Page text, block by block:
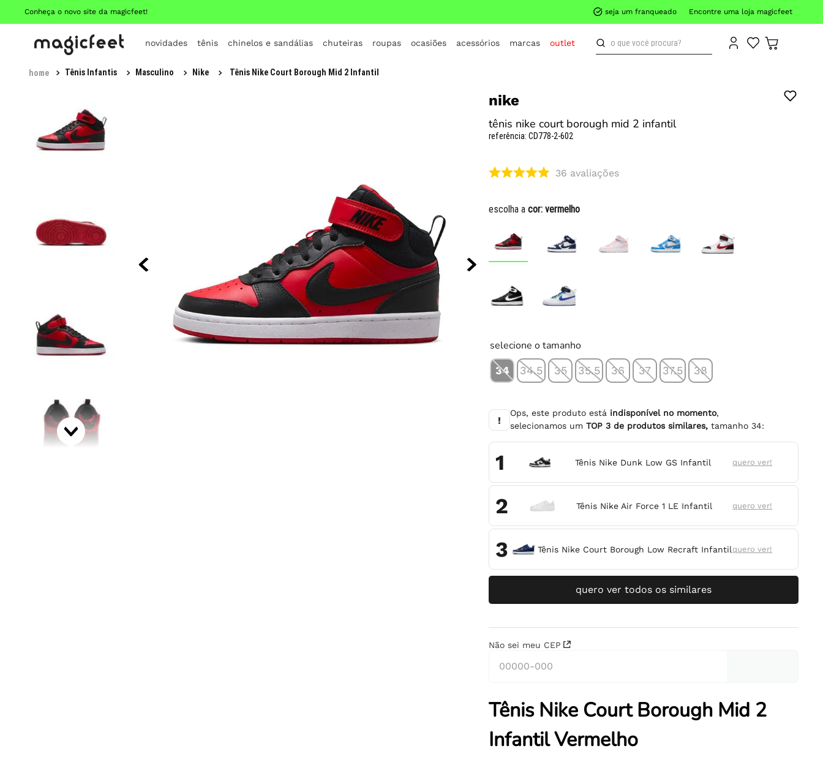
Conheça o novo site da magicfeet! seja um franqueado Encontre uma loja magicfeet
novidades tênis chinelos e sandálias chuteiras roupas ocasiões acessórios marcas outlet
o que você procura?
Tênis Infantis Masculino Nike Tênis Nike Court Borough Mid 2 Infantil
nike
tênis nike court borough mid 2 infantil
referência:CD778-2-602
36 avaliações
escolha acor:vermelho
selecione o tamanho
34 34.5 35 35.5 36 37 37.5 38
!
Ops, este produto está indisponível no momento,
selecionamos umTOP3 de produtos similares, tamanho34:
1 Tênis Nike Dunk Low GS Infantil quero ver!
2 Tênis Nike Air Force 1 LE Infantil quero ver!
3 Tênis Nike Court Borough Low Recraft Infantil quero ver!
quero ver todos os similares
Não sei meu CEP
Tênis Nike Court Borough Mid 2
Infantil Vermelho
TERMOS MAIS BUSCADOS
vans
8º
all star
9º
new balance
10